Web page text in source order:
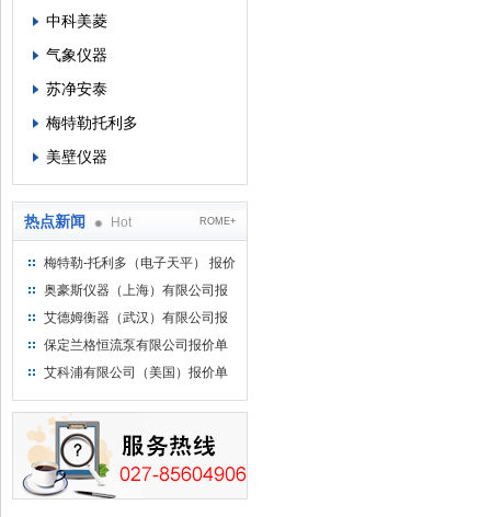
中科美菱
气象仪器
苏净安泰
梅特勒托利多
美壁仪器
热点新闻 Hot ROME+
梅特勒-托利多（电子天平） 报价
单
奥豪斯仪器（上海）有限公司报
价单
艾德姆衡器（武汉）有限公司报
价单
保定兰格恒流泵有限公司报价单
艾科浦有限公司（美国）报价单